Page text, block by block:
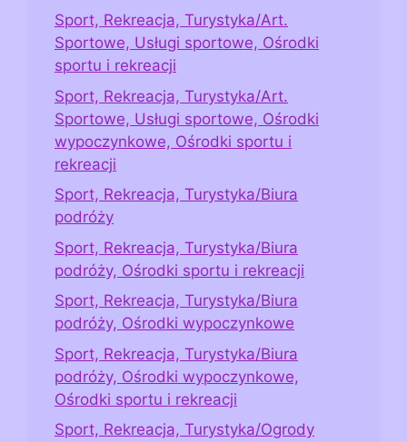
Sport, Rekreacja, Turystyka/Art.
Sportowe, Usługi sportowe, Ośrodki
sportu i rekreacji
Sport, Rekreacja, Turystyka/Art.
Sportowe, Usługi sportowe, Ośrodki
wypoczynkowe, Ośrodki sportu i
rekreacji
Sport, Rekreacja, Turystyka/Biura
podróży
Sport, Rekreacja, Turystyka/Biura
podróży, Ośrodki sportu i rekreacji
Sport, Rekreacja, Turystyka/Biura
podróży, Ośrodki wypoczynkowe
Sport, Rekreacja, Turystyka/Biura
podróży, Ośrodki wypoczynkowe,
Ośrodki sportu i rekreacji
Sport, Rekreacja, Turystyka/Ogrody